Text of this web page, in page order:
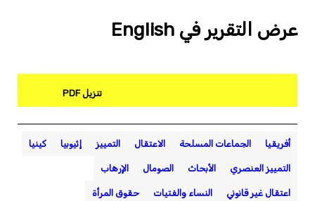
عرض التقرير في English
تنزيل PDF
أفريقيا الجماعات المسلحة الاعتقال التمييز إثيوبيا كينيا
التمييز العنصري الأبحاث الصومال الإرهاب
اعتقال غير قانوني النساء والفتيات حقوق المرأة